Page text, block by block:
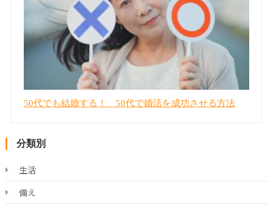
50代でも結婚する！ 50代で婚活を成功させる方法
分類別
生活
備え